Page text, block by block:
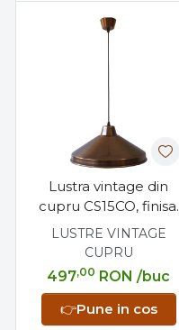
Lustra vintage din
cupru CS15CO, finisaj
antichizat, diametru 35
cm
LUSTRE VINTAGE
CUPRU
497,00 RON /buc
👉Pune in cos